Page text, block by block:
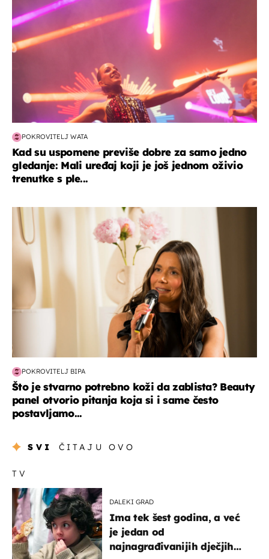
POKROVITELJ WATA
Kad su uspomene previše dobre za samo jedno
gledanje: Mali uređaj koji je još jednom oživio
trenutke s ple...
moda & ljepota
POKROVITELJ BIPA
Što je stvarno potrebno koži da zablista? Beauty
panel otvorio pitanja koja si i same često
postavljamo...
SVI ČITAJU OVO
TV
DALEKI GRAD
Ima tek šest godina, a već
je jedan od
najnagrađivanijih dječjih